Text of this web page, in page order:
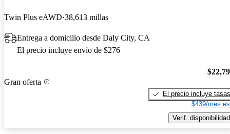
Twin Plus eAWD 38,613 millas
Entrega a domicilio desde Daly City, CA
El precio incluye envío de $276
Gran oferta
El precio incluye tasas
$439/mes
Verif. disponibilidad